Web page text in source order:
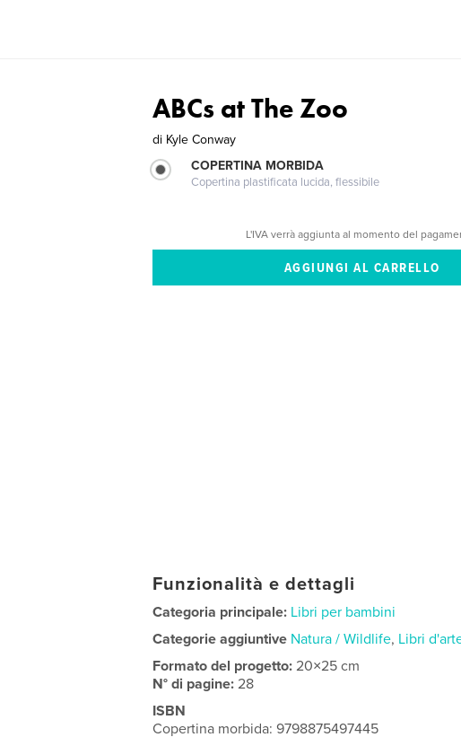
ABCs at The Zoo
di Kyle Conway
COPERTINA MORBIDA
Copertina plastificata lucida, flessibile
L'IVA verrà aggiunta al momento del
Funzionalità e dettagli
Categoria principale: Libri per bambini
Categorie aggiuntive Natura / Wildlife, Libri
Formato del progetto:20×25 cm
N° di pagine:28
ISBN
Copertina morbida: 9798875497445